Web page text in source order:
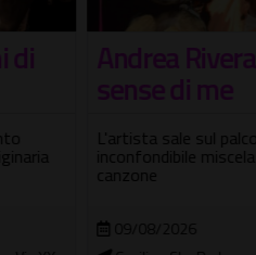
Andrea Rivera - Non
sense di me
L'artista sale sul palco con la sua
inconfondibile miscela di teatro-
09/08/2026